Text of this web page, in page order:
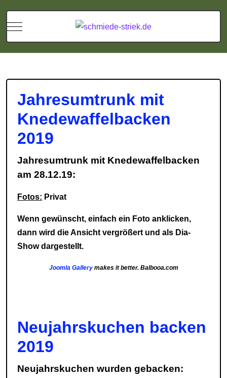
Mobile Menu Toggle
Jahresumtrunk mit
Knedewaffelbacken
2019
Jahresumtrunk mit Knedewaffelbacken
am 28.12.19:
Fotos: Privat
Wenn gewünscht, einfach ein Foto anklicken,
dann wird die Ansicht vergrößert und als Dia-
Show dargestellt.
Joomla Gallerymakes it better. Balbooa.com
Neujahrskuchen backen
2019
Neujahrskuchen wurden gebacken: